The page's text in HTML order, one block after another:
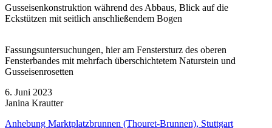
Gusseisenkonstruktion während des Abbaus, Blick auf die
Eckstützen mit seitlich anschließendem Bogen
Fassungsuntersuchungen, hier am Fenstersturz des oberen
Fensterbandes mit mehrfach überschichtetem Naturstein und
Gusseisenrosetten
6. Juni 2023
Janina Krautter
Anhebung Marktplatzbrunnen (Thouret-Brunnen), Stuttgart